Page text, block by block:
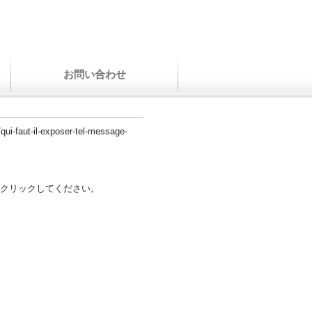
お問い合わせ
faut-il-exposer-tel-message-
リックしてください。